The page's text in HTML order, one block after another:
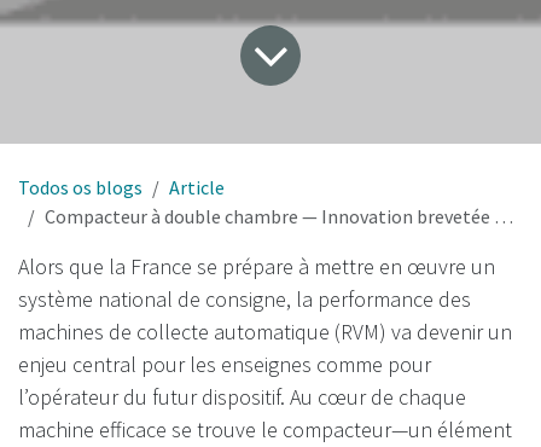
Todos os blogs
Article
Compacteur à double chambre — Innovation brevetée pour une consigne efficace et économique en France
Alors que la France se prépare à mettre en œuvre un
système national de consigne, la performance des
machines de collecte automatique (RVM) va devenir un
enjeu central pour les enseignes comme pour
l’opérateur du futur dispositif. Au cœur de chaque
machine efficace se trouve le compacteur—un élément